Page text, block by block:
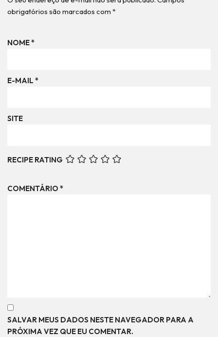
obrigatórios são marcados com *
NOME*
E-MAIL *
SITE
RECIPE RATING
COMENTÁRIO *
SALVAR MEUS DADOS NESTE NAVEGADOR PARA A
PRÓXIMA VEZ QUE EU COMENTAR.